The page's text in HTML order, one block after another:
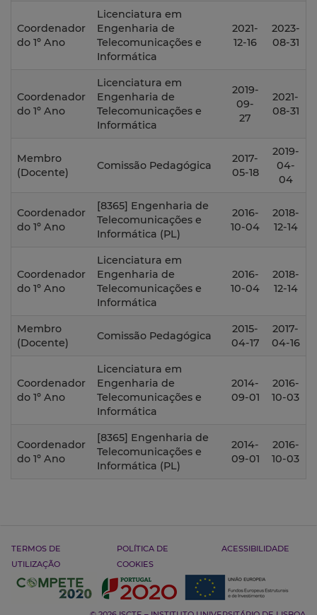
Coordenador
do 1º Ano
Licenciatura em
Engenharia de
Telecomunicações e
Informática
2021-
12-16
2023-
08-31
Coordenador
do 1º Ano
Licenciatura em
Engenharia de
Telecomunicações e
Informática
2019-
09-
27
2021-
08-31
Membro
(Docente)
Comissão Pedagógica
2017-
05-18
2019-
04-
04
Coordenador
do 1º Ano
[8365] Engenharia de
Telecomunicações e
Informática (PL)
2016-
10-04
2018-
12-14
Coordenador
do 1º Ano
Licenciatura em
Engenharia de
Telecomunicações e
Informática
2016-
10-04
2018-
12-14
Membro
(Docente)
Comissão Pedagógica
2015-
04-17
2017-
04-16
Coordenador
do 1º Ano
Licenciatura em
Engenharia de
Telecomunicações e
Informática
2014-
09-01
2016-
10-03
Coordenador
do 1º Ano
[8365] Engenharia de
Telecomunicações e
Informática (PL)
2014-
09-01
2016-
10-03
TERMOS DE
UTILIZAÇÃO
POLÍTICA DE
COOKIES
ACESSIBILIDADE